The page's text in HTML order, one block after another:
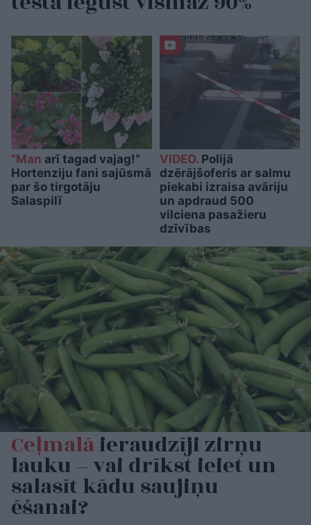
“Man arī tagad vajag!”
Hortenziju fani sajūsmā
par šo tirgotāju
Salaspilī
VIDEO.Polijā
dzērājšoferis ar salmu
piekabi izraisa avāriju
un apdraud 500
vilciena pasažieru
dzīvības
Ceļmalāieraudzīji zirņu
lauku – vai drīkst ieiet un
salasīt kādu saujiņu
ēšanai?